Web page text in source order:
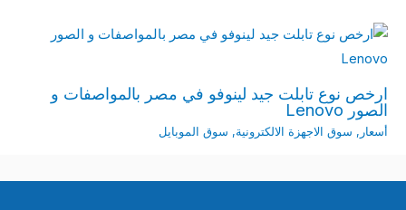
ارخص نوع تابلت جيد لينوفو في مصر بالمواصفات و
الصور Lenovo
أسعار , سوق الاجهزة الالكترونية, سوق الموبايل